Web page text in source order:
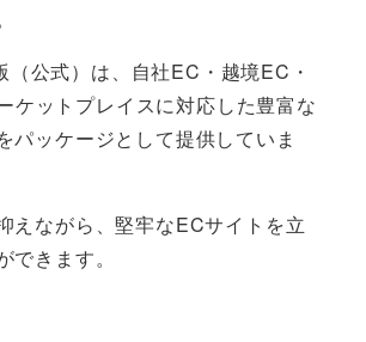
公式）は、自社EC・越境EC・
ケットプレイスに対応した豊富な
パッケージとして提供していま
えながら、堅牢なECサイトを立
できます。